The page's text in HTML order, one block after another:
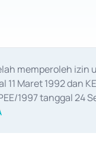
memperoleh izin
11 Maret 1992 dan
1997 tanggal 24
dan